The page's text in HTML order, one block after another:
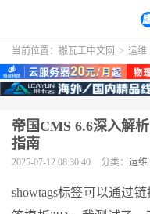
当前位置： 搬瓦工中文网 > 运维
帝国CMS 6.6深入解
指南
2025-07-12 08:30:40 分类： 运维
showtags标签可以通过